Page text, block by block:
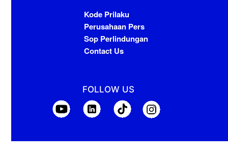
Kode Prilaku
Perusahaan Pers
Sop Perlindungan
Contact Us
FOLLOW US